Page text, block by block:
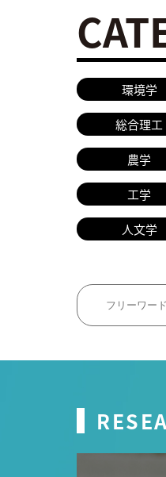
環境学
総合理工
農学
工学
人文学